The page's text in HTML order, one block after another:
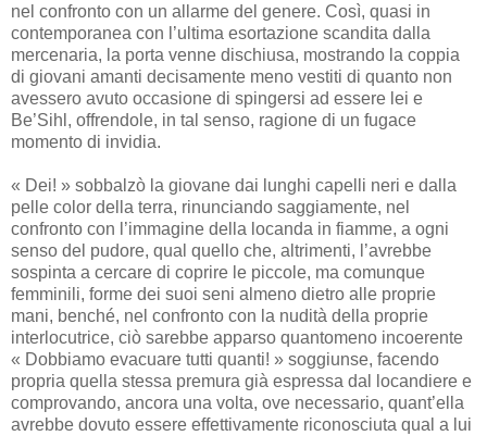
nel confronto con un allarme del genere. Così, quasi in
contemporanea con l’ultima esortazione scandita dalla
mercenaria, la porta venne dischiusa, mostrando la coppia
di giovani amanti decisamente meno vestiti di quanto non
avessero avuto occasione di spingersi ad essere lei e
Be’Sihl, offrendole, in tal senso, ragione di un fugace
momento di invidia.
« Dei! » sobbalzò la giovane dai lunghi capelli neri e dalla
pelle color della terra, rinunciando saggiamente, nel
confronto con l’immagine della locanda in fiamme, a ogni
senso del pudore, qual quello che, altrimenti, l’avrebbe
sospinta a cercare di coprire le piccole, ma comunque
femminili, forme dei suoi seni almeno dietro alle proprie
mani, benché, nel confronto con la nudità della proprie
interlocutrice, ciò sarebbe apparso quantomeno incoerente
« Dobbiamo evacuare tutti quanti! » soggiunse, facendo
propria quella stessa premura già espressa dal locandiere e
comprovando, ancora una volta, ove necessario, quant’ella
avrebbe dovuto essere effettivamente riconosciuta qual a lui